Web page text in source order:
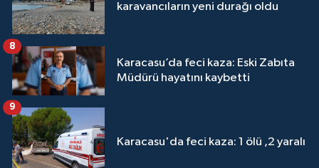
karavancıların yeni durağı oldu
Karacasu’da feci kaza: Eski Zabıta
Müdürü hayatını kaybetti
8
Karacasu'da feci kaza: 1 ölü ,2 yaralı
9